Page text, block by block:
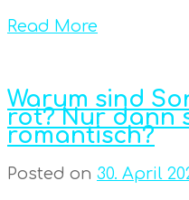
Read More
Warum sind
rot? Nur dann
romantisch?
Posted on 30. April